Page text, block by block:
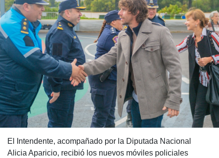
El Intendente, acompañado por la Diputada Nacional
Alicia Aparicio, recibió los nuevos móviles policiales